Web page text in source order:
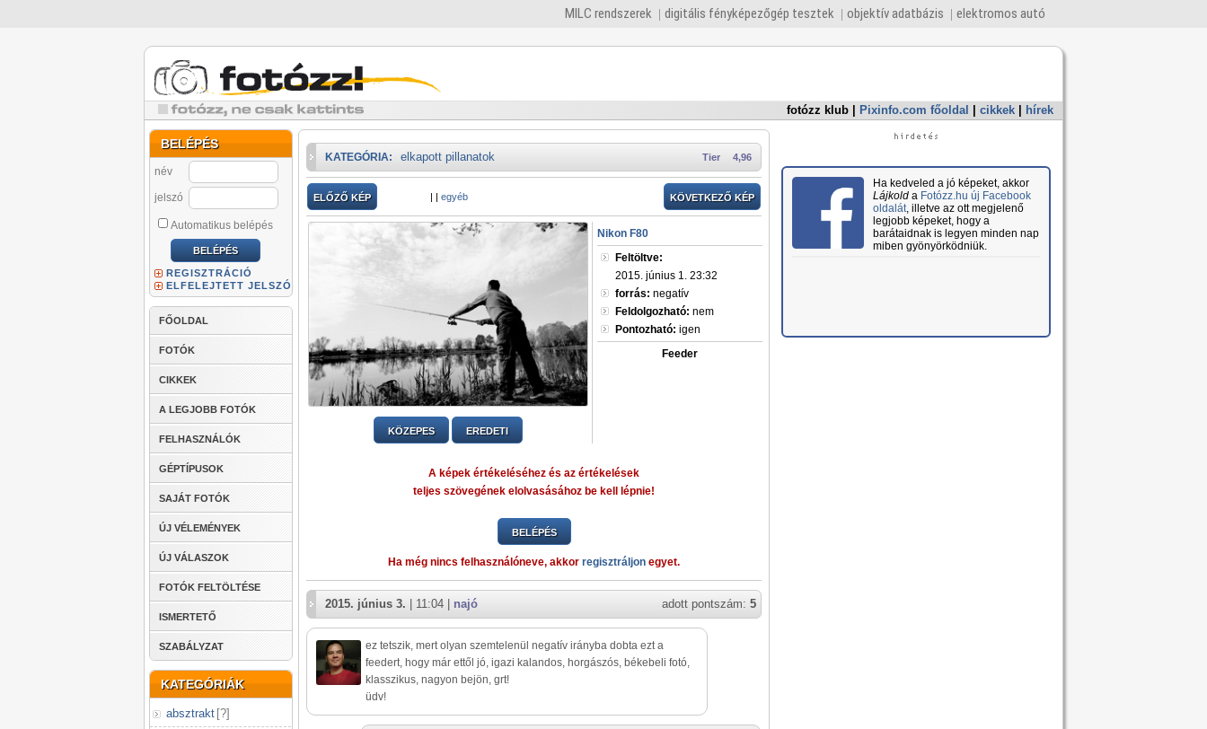
MILC rendszerek digitális fényképezőgép tesztek objektív adatbázis elektromos autó
fotózz klub Pixinfo.com főoldal cikkek hírek
BELÉPÉS
név
jelszó
Automatikus belépés
REGISZTRÁCIÓ
ELFELEJTETT JELSZÓ
FŐOLDAL
FOTÓK
CIKKEK
A LEGJOBB FOTÓK
FELHASZNÁLÓK
GÉPTÍPUSOK
SAJÁT FOTÓK
ÚJ VÉLEMÉNYEK
ÚJ VÁLASZOK
FOTÓK FELTÖLTÉSE
ISMERTETŐ
SZABÁLYZAT
KATEGÓRIÁK
absztrakt [?]
4,96
Tier
KATEGÓRIA: elkapott pillanatok
ELŐZŐ KÉP | | egyéb KÖVETKEZŐ KÉP
KÖZEPES EREDETI
Nikon F80
Feltöltve:
2015. június 1. 23:32
forrás: negatív
Feldolgozható: nem
Pontozható: igen
Feeder
A képek értékeléséhez és az értékelések
teljes szövegének elolvasásához be kell lépnie!
BELÉPÉS
Ha még nincs felhasználóneve, akkor regisztráljon egyet.
adott pontszám: 5
2015. június 3. | 11:04 | najó
ez tetszik, mert olyan szemtelenül negatív irányba dobta ezt a
feedert, hogy már ettől jó, igazi kalandos, horgászós, békebeli fotó,
klasszikus, nagyon bejön, grt!
üdv!
Ha kedveled a jó képeket, akkor
Lájkolda Fotózz.hu új Facebook
oldalát, illetve az ott megjelenő
legjobb képeket, hogy a
barátaidnak is legyen minden nap
miben gyönyörködniük.